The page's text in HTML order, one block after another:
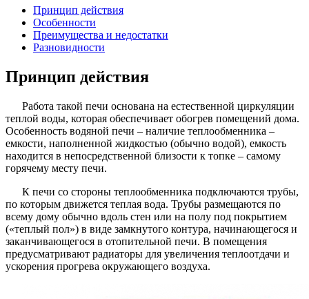
Принцип действия
Особенности
Преимущества и недостатки
Разновидности
Принцип действия
Работа такой печи основана на естественной циркуляции
теплой воды, которая обеспечивает обогрев помещений дома.
Особенность водяной печи – наличие теплообменника –
емкости, наполненной жидкостью (обычно водой), емкость
находится в непосредственной близости к топке – самому
горячему месту печи.
К печи со стороны теплообменника подключаются трубы,
по которым движется теплая вода. Трубы размещаются по
всему дому обычно вдоль стен или на полу под покрытием
(«теплый пол») в виде замкнутого контура, начинающегося и
заканчивающегося в отопительной печи. В помещения
предусматривают радиаторы для увеличения теплоотдачи и
ускорения прогрева окружающего воздуха.